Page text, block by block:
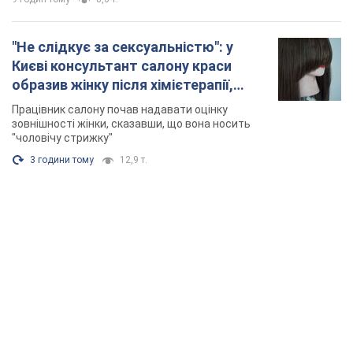
"Не слідкує за сексуальністю": у
Києві консультант салону краси
образив жінку після хімієтерапії,
розгорівся скандал. Фото
Працівник салону почав надавати оцінку
зовнішності жінки, сказавши, що вона носить
"чоловічу стрижку"
3 години тому 12,9 т.